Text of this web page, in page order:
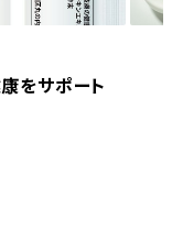
をサポート